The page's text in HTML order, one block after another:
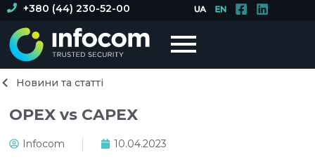
+380 (44) 230-52-00
Новини та статті
OPEX vs CAPEX
Infocom 10.04.2023